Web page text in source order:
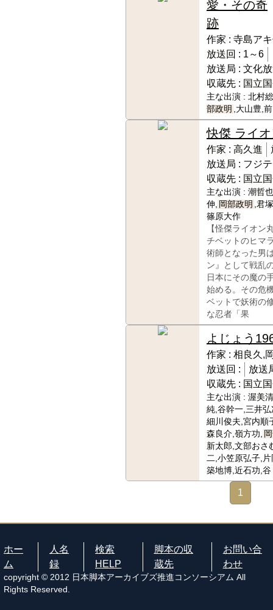
愛・その奇
跡
作家 : 寺島ア
放送回 : 1～6
放送局 : 文化
収蔵先 : 国立
主な出演 : 北村
部政明 ,大山豊,
快傑 ライ
作家 : 高久進
放送局 : フジ
収蔵先 : 国立
主な出演 : 潮哲
伸, 岡部政明 ,君
篠原大作
【怪傑ライオン
チベットのヒマ
術師となった男
ン』として戦乱
日本にその魔の
始める。その危
ベットで妖術の
な忍者「果
よじょう
作家 : 相良久,
放送回 :
放送
収蔵先 : 国立
主な出演 : 渥美
純,谷幹一,三井
細川俊夫,宮内順
森良介,嶺方功,
新太郎,文部おさ
二,小笠原弘子,
築地博,近石功,谷
1
ホー
ム
人名
録
検索
HELP
脚本の収
蔵先
お問い合
わせ
copyright © 2012 日本脚本アーカイブズ推進コンソーシアム All
Rights Reserved.